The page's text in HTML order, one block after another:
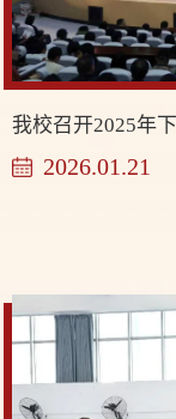
我校召开2025年
2026.01.21